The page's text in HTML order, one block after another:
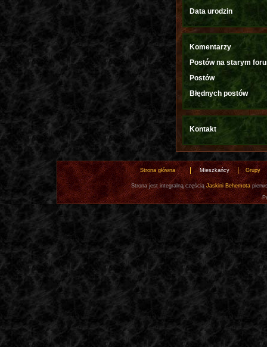
Data urodzin
Komentarzy
Postów na starym
Postów
Błędnych postów
Kontakt
Strona główna Mieszkańcy Grupy
Strona jest integralną częścią Jaskini Behemota